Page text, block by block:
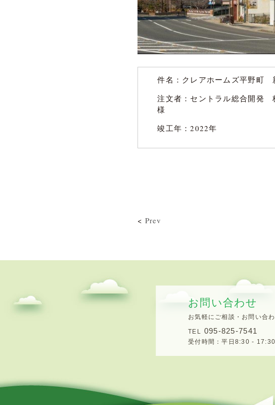
件名： クレアホームズ平野町
注文者：セントラル総合開発
様
竣工年：2022年
< Prev
お問い合わせ
お気軽にご相談・お問い合わ
TEL 095-825-7541
受付時間：平日8:30 - 17:30